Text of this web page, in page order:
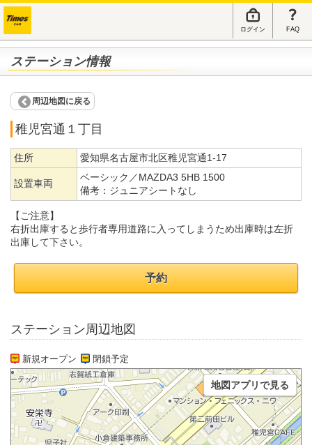
ログイン FAQ
ステーション情報
周辺地図に戻る
稚児宮通１丁目
住所 愛知県名古屋市北区稚児宮通1-17
設置車両
ベーシック／MAZDA3 5HB 1500
備考： ジュニアシートなし
【ご注意】
右折出庫すると歩行者専用道路に入ってしまうため出庫時は左折
出庫して下さい。
予約
ステーション周辺地図
新規オープン 閉鎖予定
地図アプリで見る